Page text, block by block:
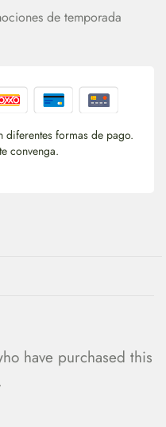
de temporada
diferentes formas de pago.
convenga.
have purchased this